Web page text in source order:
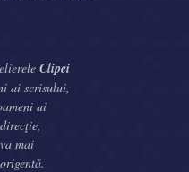
Clipei
ai scrisului,
ai
mai